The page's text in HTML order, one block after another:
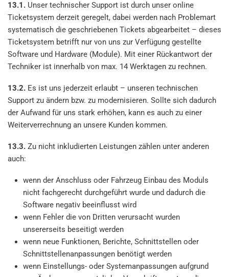
13.1. Unser technischer Support ist durch unser online
Ticketsystem derzeit geregelt, dabei werden nach Problemart
systematisch die geschriebenen Tickets abgearbeitet – dieses
Ticketsystem betrifft nur von uns zur Verfügung gestellte
Software und Hardware (Module). Mit einer Rückantwort der
Techniker ist innerhalb von max. 14 Werktagen zu rechnen.
13.2. Es ist uns jederzeit erlaubt – unseren technischen
Support zu ändern bzw. zu modernisieren. Sollte sich dadurch
der Aufwand für uns stark erhöhen, kann es auch zu einer
Weiterverrechnung an unsere Kunden kommen.
13.3. Zu nicht inkludierten Leistungen zählen unter anderen
auch:
wenn der Anschluss oder Fahrzeug Einbau des Moduls
nicht fachgerecht durchgeführt wurde und dadurch die
Software negativ beeinflusst wird
wenn Fehler die von Dritten verursacht wurden
unsererseits beseitigt werden
wenn neue Funktionen, Berichte, Schnittstellen oder
Schnittstellenanpassungen benötigt werden
wenn Einstellungs- oder Systemanpassungen aufgrund